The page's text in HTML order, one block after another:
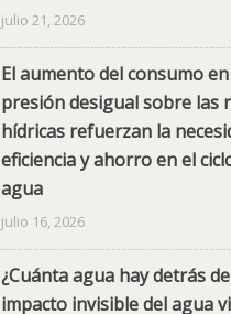
julio 21, 2026
El aumento del consumo
presión desigual sobre las
hídricas refuerzan la
eficiencia y ahorro en el
agua
julio 16, 2026
¿Cuánta agua hay detrás
impacto invisible del agua